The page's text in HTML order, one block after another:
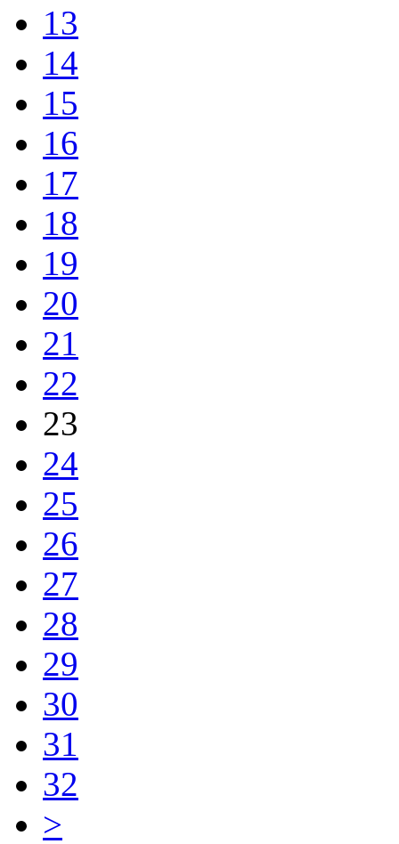
13
14
15
16
17
18
19
20
21
22
23
24
25
26
27
28
29
30
31
32
>